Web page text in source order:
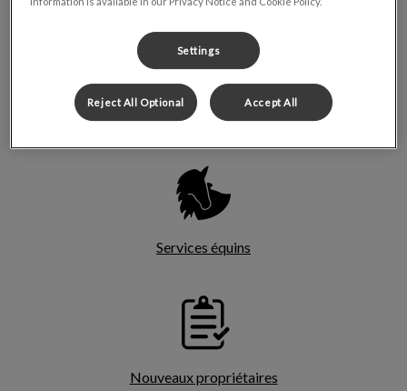
Animaux exotiques
Services équins
Nouveaux propriétaires
Settings
Reject All Optional Accept All